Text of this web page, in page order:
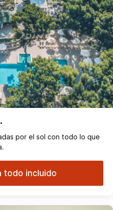
por el sol con todo lo que
todo incluido